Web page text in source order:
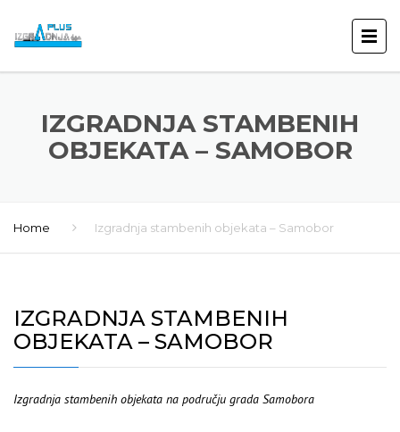
IZGRADNJA STAMBENIH
OBJEKATA – SAMOBOR
Home Izgradnja stambenih objekata – Samobor
IZGRADNJA STAMBENIH
OBJEKATA – SAMOBOR
Izgradnja stambenih objekata na području grada Samobora